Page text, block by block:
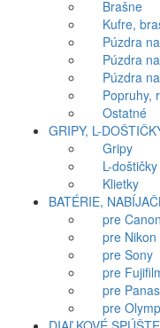
Brašne
Kufre,
Púzdra
Púzdra
Púzdra
Popruhy,
Ostatné
GRIPY, L-
Gripy
L-doštičky
Klietky
BATÉRIE,
pre Canon
pre Nikon
pre Sony
pre
pre
pre